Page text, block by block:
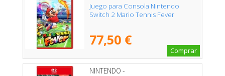
Juego para Consola Nintendo
Switch 2 Mario Tennis Fever
77,50 €
Comprar
NINTENDO -